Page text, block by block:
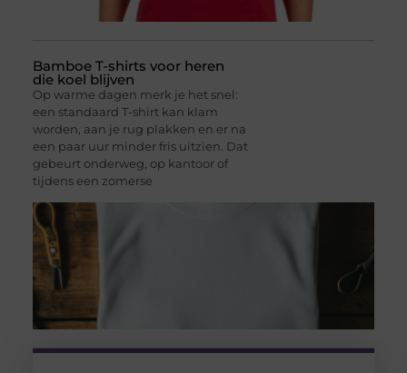
Bamboe T-shirts voor heren
die koel blijven
Op warme dagen merk je het snel:
een standaard T-shirt kan klam
worden, aan je rug plakken en er na
een paar uur minder fris uitzien. Dat
gebeurt onderweg, op kantoor of
tijdens een zomerse